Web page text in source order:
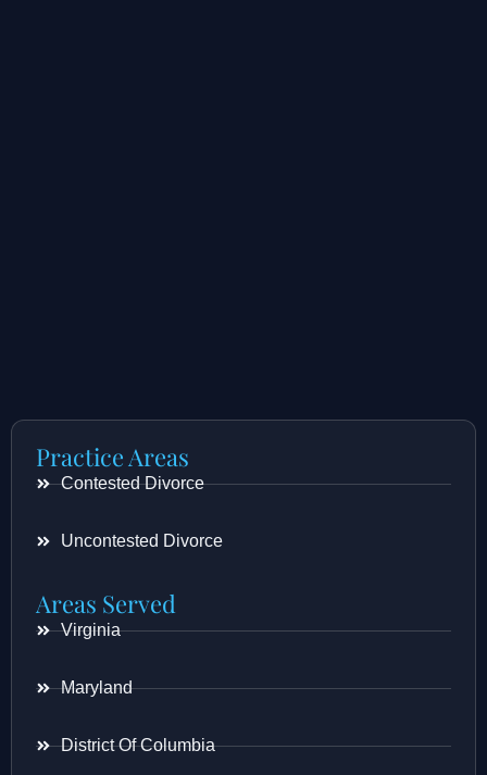
Practice Areas
Contested Divorce
Uncontested Divorce
Areas Served
Virginia
Maryland
District Of Columbia